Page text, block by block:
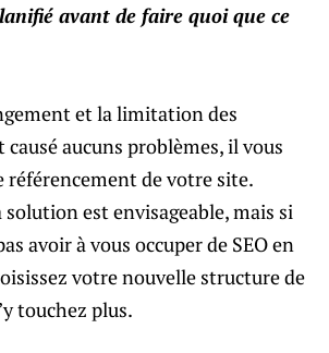
avant de faire quoi que ce
et la limitation des
causé aucuns problèmes, il vous
référencement de votre site.
est envisageable, mais si
avoir à vous occuper de SEO en
votre nouvelle structure de
touchez plus.